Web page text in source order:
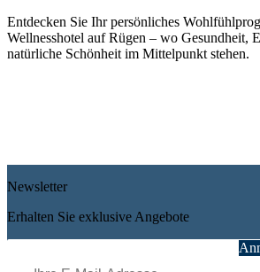
Entdecken Sie Ihr persönliches
Wellnesshotel auf Rügen – wo Gesundheit,
natürliche Schönheit im Mittelpunkt stehen.
Newsletter
Erhalten Sie exklusive Angebote